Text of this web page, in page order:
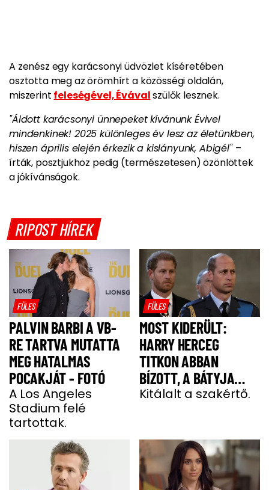
A zenész egy karácsonyi üdvözlet kíséretében
osztotta meg az örömhírt a közösségi oldalán,
miszerint feleségével, Évávalszülők lesznek.
"Áldott karácsonyi ünnepeket kívánunk Évivel
mindenkinek! 2025 különleges év lesz az életünkben,
hiszen április elején érkezik a kislányunk, Abigél" –
írták, posztjukhoz pedig (természetesen) özönlöttek
a jókívánságok.
RIPOST HÍREK
FÜLES
PALVIN BARBI A VB-
RE TARTVA MUTATTA
MEG HATALMAS
POCAKJÁT - FOTÓ
A Los Angeles
Stadium felé
tartottak.
FÜLES
MOST KIDERÜLT:
HARRY HERCEG
TITKON ABBAN
BÍZOTT, A BÁTYJA
KÖNYÖRÖGNI FOG NEKI
Kitálalt a szakértő.